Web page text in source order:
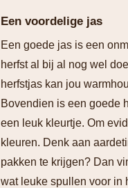
Een voordelige jas
Een goede jas is een
herfst al bij al nog wel
herfstjas kan jou
Bovendien is een goede
een leuk kleurtje. Om
kleuren. Denk aan
pakken te krijgen? Dan
wat leuke spullen voor in